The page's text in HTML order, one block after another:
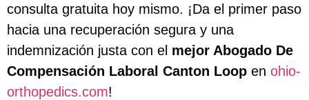
consulta gratuita hoy mismo. ¡Da el primer paso
hacia una recuperación segura y una
indemnización justa con el mejor Abogado De
Compensación Laboral Canton Loop en ohio-
orthopedics.com!